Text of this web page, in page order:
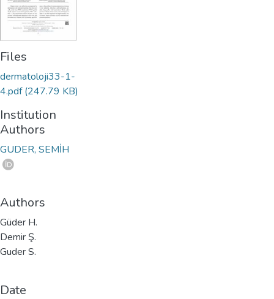
Files
dermatoloji33-1-
4.pdf(247.79 KB)
Institution
Authors
GUDER, SEMİH
Authors
Güder H.
Demir Ş.
Guder S.
Date